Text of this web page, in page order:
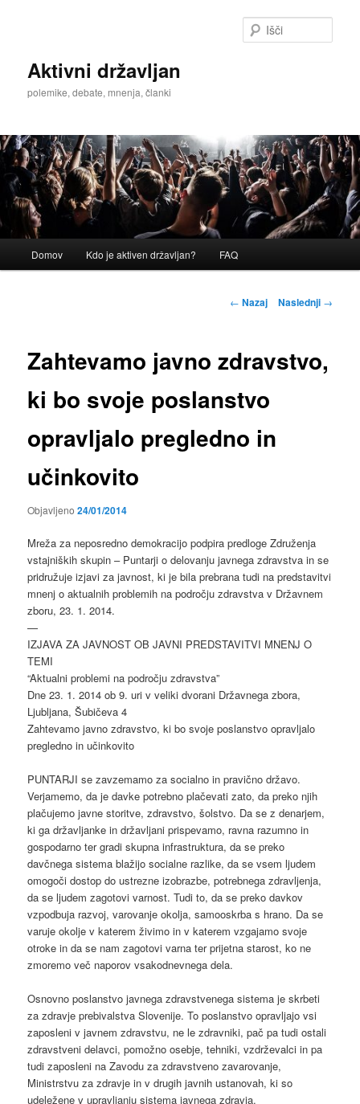
Aktivni državljan
polemike, debate, mnenja, članki
Domov Kdo je aktiven državljan? FAQ
Krmarjenje
← Nazaj Naslednji →
Zahtevamo javno zdravstvo,
ki bo svoje poslanstvo
opravljalo pregledno in
učinkovito
Objavljeno24/01/2014
Mreža za neposredno demokracijo podpira predloge Združenja
vstajniških skupin – Puntarji o delovanju javnega zdravstva in se
pridružuje izjavi za javnost, ki je bila prebrana tudi na predstavitvi
mnenj o aktualnih problemih na področju zdravstva v Državnem
zboru, 23. 1. 2014.
—
IZJAVA ZA JAVNOST OB JAVNI PREDSTAVITVI MNENJ O
TEMI
“Aktualni problemi na področju zdravstva”
Dne 23. 1. 2014 ob 9. uri v veliki dvorani Državnega zbora,
Ljubljana, Šubičeva 4
Zahtevamo javno zdravstvo, ki bo svoje poslanstvo opravljalo
pregledno in učinkovito
PUNTARJI se zavzemamo za socialno in pravično državo.
Verjamemo, da je davke potrebno plačevati zato, da preko njih
plačujemo javne storitve, zdravstvo, šolstvo. Da se z denarjem,
ki ga državljanke in državljani prispevamo, ravna razumno in
gospodarno ter gradi skupna infrastruktura, da se preko
davčnega sistema blažijo socialne razlike, da se vsem ljudem
omogoči dostop do ustrezne izobrazbe, potrebnega zdravljenja,
da se ljudem zagotovi varnost. Tudi to, da se preko davkov
vzpodbuja razvoj, varovanje okolja, samooskrba s hrano. Da se
varuje okolje v katerem živimo in v katerem vzgajamo svoje
otroke in da se nam zagotovi varna ter prijetna starost, ko ne
zmoremo več naporov vsakodnevnega dela.
Osnovno poslanstvo javnega zdravstvenega sistema je skrbeti
za zdravje prebivalstva Slovenije. To poslanstvo opravljajo vsi
zaposleni v javnem zdravstvu, ne le zdravniki, pač pa tudi ostali
zdravstveni delavci, pomožno osebje, tehniki, vzdrževalci in pa
tudi zaposleni na Zavodu za zdravstveno zavarovanje,
Ministrstvu za zdravje in v drugih javnih ustanovah, ki so
udeležene v upravljanju sistema javnega zdravja.